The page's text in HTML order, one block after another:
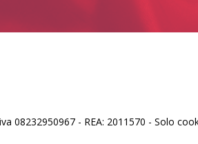
08232950967 - REA: 2011570 - Solo